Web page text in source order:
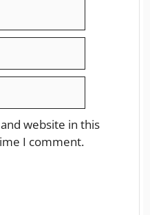
website in this
I comment.